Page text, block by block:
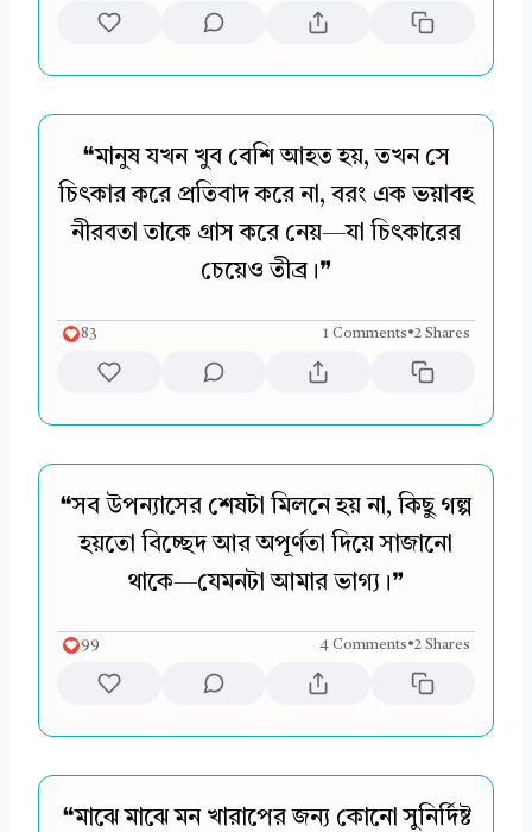
❝মানুষ যখন খুব বেশি আহত হয়, তখন সে
চিৎকার করে প্রতিবাদ করে না, বরং এক ভয়াবহ
নীরবতা তাকে গ্রাস করে নেয়—যা চিৎকারের
চেয়েও তীব্র।❞
83 1 Comments•2 Shares
❝সব উপন্যাসের শেষটা মিলনে হয় না, কিছু গল্প
হয়তো বিচ্ছেদ আর অপূর্ণতা দিয়ে সাজানো
থাকে—যেমনটা আমার ভাগ্য।❞
99 4 Comments•2 Shares
❝মাঝে মাঝে মন খারাপের জন্য কোনো সুনির্দিষ্ট